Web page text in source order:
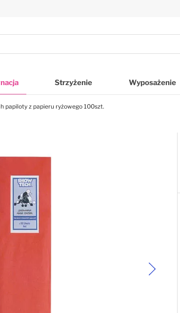
Strzyżenie Wyposażenie
papiloty z papieru ryżowego 100szt.